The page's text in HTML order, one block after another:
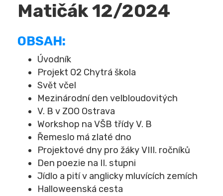
Matičák 12/2024
OBSAH:
Úvodník
Projekt O2 Chytrá škola
Svět včel
Mezinárodní den velbloudovitých
V. B v ZOO Ostrava
Workshop na VŠB třídy V. B
Řemeslo má zlaté dno
Projektové dny pro žáky VIII. ročníků
Den poezie na II. stupni
Jídlo a pití v anglicky mluvících zemích
Halloweenská cesta